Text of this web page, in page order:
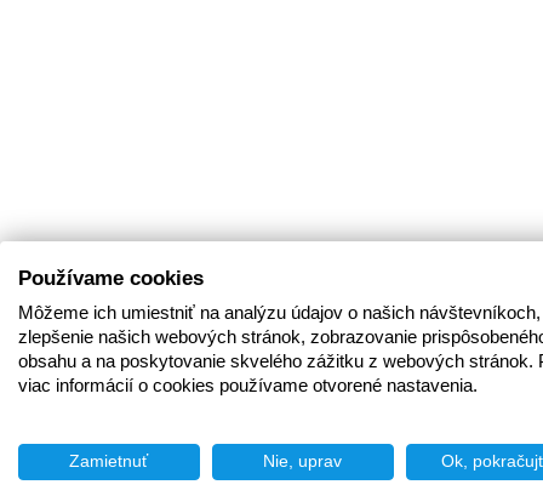
Používame cookies
Môžeme ich umiestniť na analýzu údajov o našich
zlepšenie našich webových stránok, zobrazovanie
obsahu a na poskytovanie skvelého zážitku z webových stránok.
viac informácií o cookies používame otvorené nastavenia.
Zamietnuť Nie, uprav Ok,